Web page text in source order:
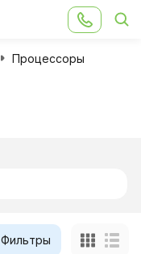
Процессоры
Фильтры